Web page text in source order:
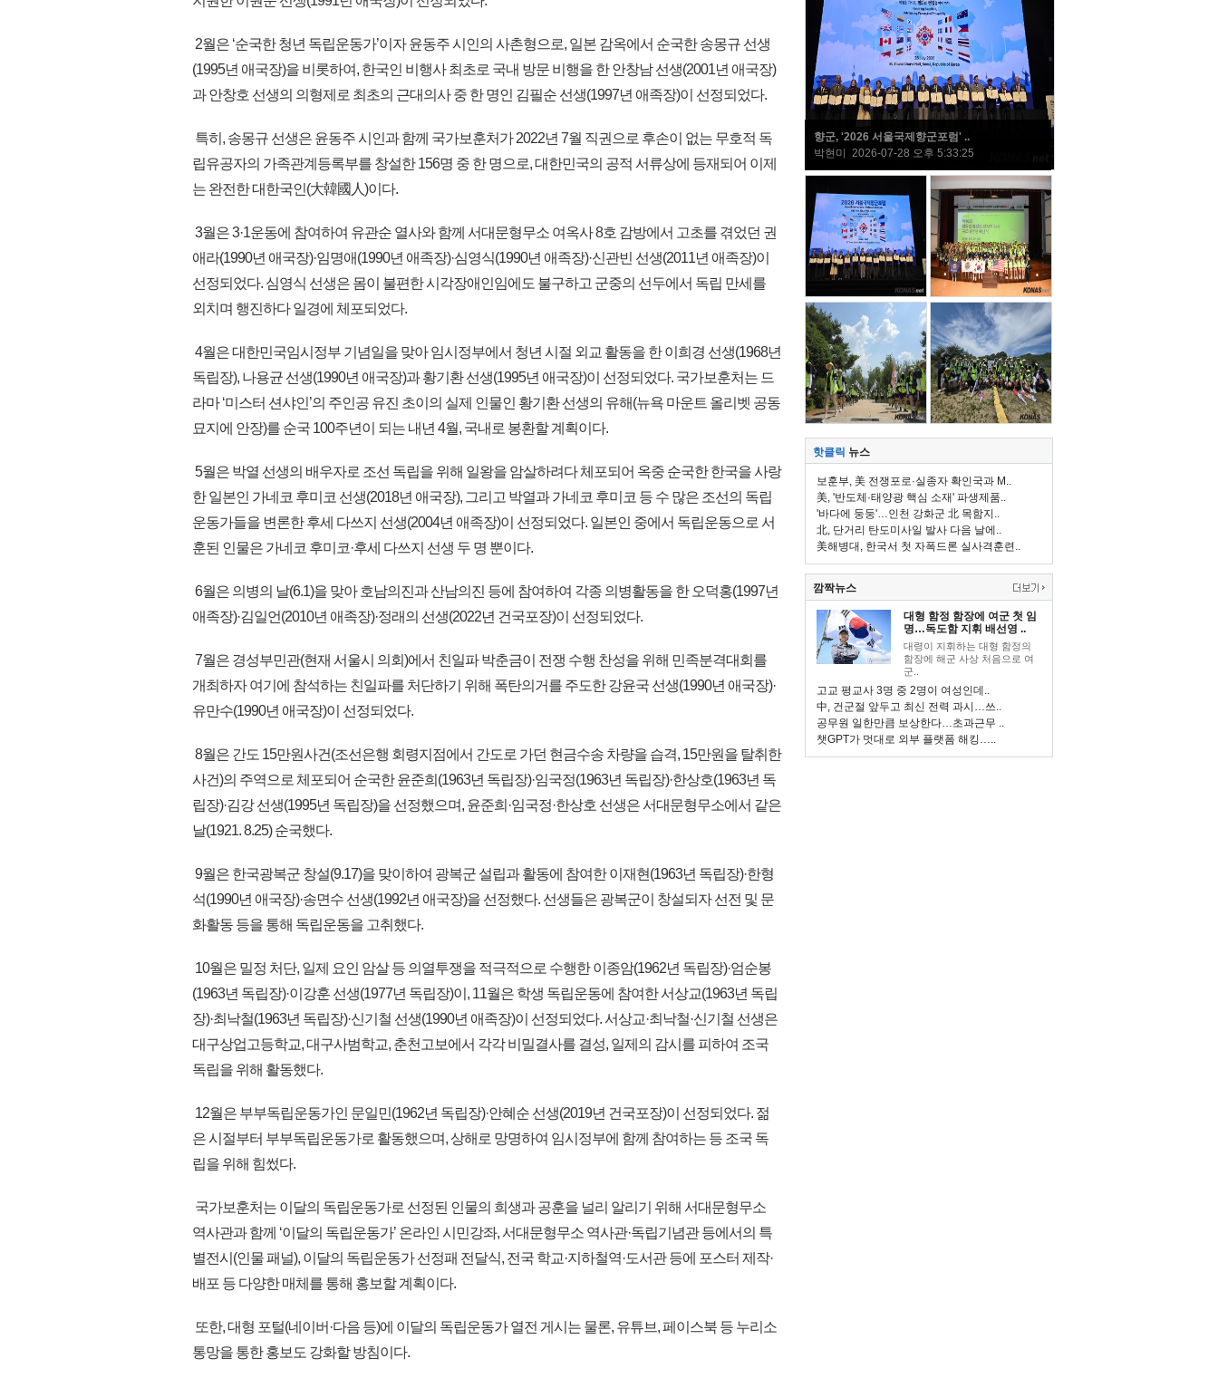
2월은 ‘순국한 청년 독립운동가’이자 윤동주 시인의 사촌형으로, 일본 감옥에서 순국한 송몽규 선생
(1995년 애국장)을 비롯하여, 한국인 비행사 최초로 국내 방문 비행을 한 안창남 선생(2001년 애국장)
과 안창호 선생의 의형제로 최초의 근대의사 중 한 명인 김필순 선생(1997년 애족장)이 선정되었다.
특히, 송몽규 선생은 윤동주 시인과 함께 국가보훈처가 2022년 7월 직권으로 후손이 없는 무호적 독
립유공자의 가족관계등록부를 창설한 156명 중 한 명으로, 대한민국의 공적 서류상에 등재되어 이제
는 완전한 대한국인(大韓國人)이다.
3월은 3·1운동에 참여하여 유관순 열사와 함께 서대문형무소 여옥사 8호 감방에서 고초를 겪었던 권
애라(1990년 애국장)·임명애(1990년 애족장)·심영식(1990년 애족장)·신관빈 선생(2011년 애족장)이
선정되었다. 심영식 선생은 몸이 불편한 시각장애인임에도 불구하고 군중의 선두에서 독립 만세를
외치며 행진하다 일경에 체포되었다.
4월은 대한민국임시정부 기념일을 맞아 임시정부에서 청년 시절 외교 활동을 한 이희경 선생(1968년
독립장), 나용균 선생(1990년 애국장)과 황기환 선생(1995년 애국장)이 선정되었다. 국가보훈처는 드
라마 ‘미스터 션샤인’의 주인공 유진 초이의 실제 인물인 황기환 선생의 유해(뉴욕 마운트 올리벳 공동
묘지에 안장)를 순국 100주년이 되는 내년 4월, 국내로 봉환할 계획이다.
5월은 박열 선생의 배우자로 조선 독립을 위해 일왕을 암살하려다 체포되어 옥중 순국한 한국을 사랑
한 일본인 가네코 후미코 선생(2018년 애국장), 그리고 박열과 가네코 후미코 등 수 많은 조선의 독립
운동가들을 변론한 후세 다쓰지 선생(2004년 애족장)이 선정되었다. 일본인 중에서 독립운동으로 서
훈된 인물은 가네코 후미코·후세 다쓰지 선생 두 명 뿐이다.
6월은 의병의 날(6.1)을 맞아 호남의진과 산남의진 등에 참여하여 각종 의병활동을 한 오덕홍(1997년
애족장)·김일언(2010년 애족장)·정래의 선생(2022년 건국포장)이 선정되었다.
7월은 경성부민관(현재 서울시 의회)에서 친일파 박춘금이 전쟁 수행 찬성을 위해 민족분격대회를
개최하자 여기에 참석하는 친일파를 처단하기 위해 폭탄의거를 주도한 강윤국 선생(1990년 애국장)·
유만수(1990년 애국장)이 선정되었다.
8월은 간도 15만원사건(조선은행 회령지점에서 간도로 가던 현금수송 차량을 습격, 15만원을 탈취한
사건)의 주역으로 체포되어 순국한 윤준희(1963년 독립장)·임국정(1963년 독립장)·한상호(1963년 독
립장)·김강 선생(1995년 독립장)을 선정했으며, 윤준희·임국정·한상호 선생은 서대문형무소에서 같은
날(1921. 8.25) 순국했다.
9월은 한국광복군 창설(9.17)을 맞이하여 광복군 설립과 활동에 참여한 이재현(1963년 독립장)·한형
석(1990년 애국장)·송면수 선생(1992년 애국장)을 선정했다. 선생들은 광복군이 창설되자 선전 및 문
화활동 등을 통해 독립운동을 고취했다.
10월은 밀정 처단, 일제 요인 암살 등 의열투쟁을 적극적으로 수행한 이종암(1962년 독립장)·엄순봉
(1963년 독립장)·이강훈 선생(1977년 독립장)이, 11월은 학생 독립운동에 참여한 서상교(1963년 독립
장)·최낙철(1963년 독립장)·신기철 선생(1990년 애족장)이 선정되었다. 서상교·최낙철·신기철 선생은
대구상업고등학교, 대구사범학교, 춘천고보에서 각각 비밀결사를 결성, 일제의 감시를 피하여 조국
독립을 위해 활동했다.
12월은 부부독립운동가인 문일민(1962년 독립장)·안혜순 선생(2019년 건국포장)이 선정되었다. 젊
은 시절부터 부부독립운동가로 활동했으며, 상해로 망명하여 임시정부에 함께 참여하는 등 조국 독
립을 위해 힘썼다.
국가보훈처는 이달의 독립운동가로 선정된 인물의 희생과 공훈을 널리 알리기 위해 서대문형무소
역사관과 함께 ‘이달의 독립운동가’ 온라인 시민강좌, 서대문형무소 역사관·독립기념관 등에서의 특
별전시(인물 패널), 이달의 독립운동가 선정패 전달식, 전국 학교·지하철역·도서관 등에 포스터 제작·
배포 등 다양한 매체를 통해 홍보할 계획이다.
또한, 대형 포털(네이버·다음 등)에 이달의 독립운동가 열전 게시는 물론, 유튜브, 페이스북 등 누리소
통망을 통한 홍보도 강화할 방침이다.
향군, '2026 서울국제향군포럼' ..
박현미 2026-07-28 오후 5:33:25
핫클릭 뉴스
보훈부, 美 전쟁포로·실종자 확인국과 M..
美, '반도체·태양광 핵심 소재' 파생제품..
'바다에 둥둥'…인천 강화군 北 목함지..
北, 단거리 탄도미사일 발사 다음 날에..
美해병대, 한국서 첫 자폭드론 실사격훈련..
깜짝뉴스
대형 함정 함장에 여군 첫 임
명…독도함 지휘 배선영 ..
대령이 지휘하는 대형 함정의
함장에 해군 사상 처음으로 여
군..
고교 평교사 3명 중 2명이 여성인데..
中, 건군절 앞두고 최신 전력 과시…쓰..
공무원 일한만큼 보상한다…초과근무 ..
챗GPT가 멋대로 외부 플랫폼 해킹…..